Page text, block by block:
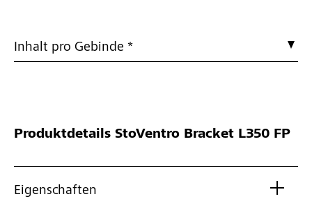
Inhalt pro Gebinde *
Produktdetails StoVentro Bracket L350 FP
Eigenschaften